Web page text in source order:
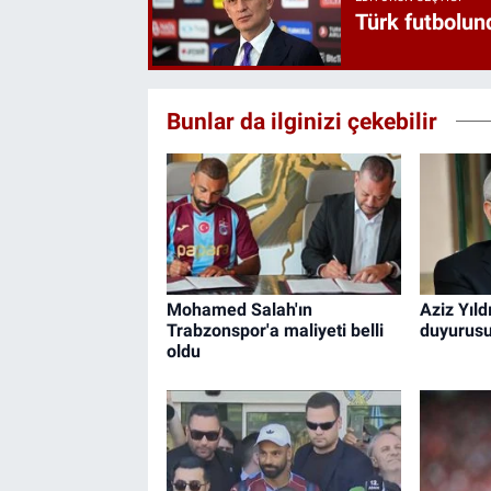
Türk
Bunlar da ilginizi çekebilir
Mohamed Salah'ın
Trabzonspor'a maliyeti belli
oldu
Aziz